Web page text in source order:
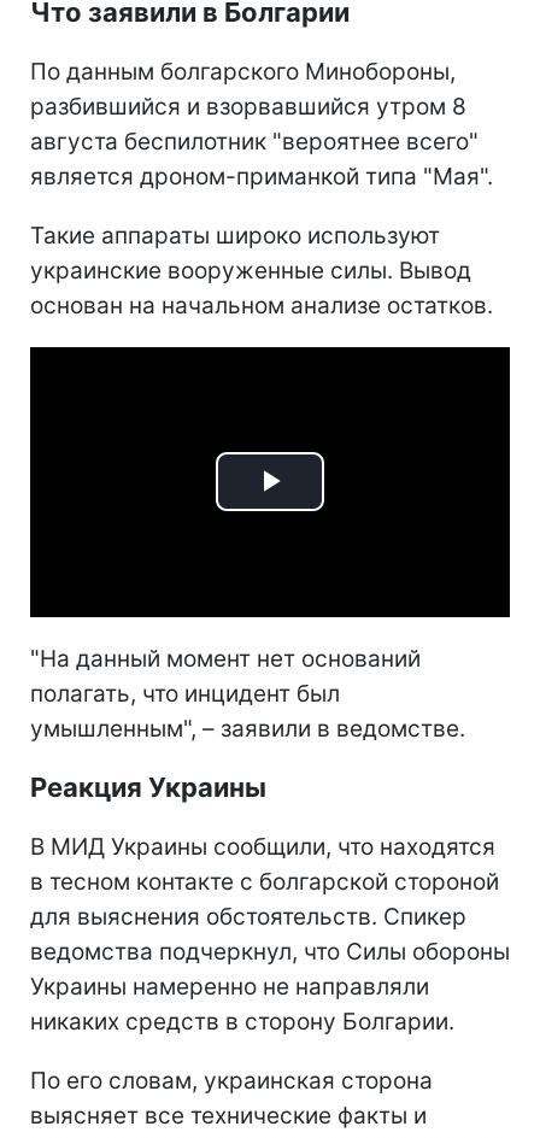
Что заявили в Болгарии
По данным болгарского Минобороны,
разбившийся и взорвавшийся утром 8
августа беспилотник "вероятнее всего"
является дроном-приманкой типа "Мая".
Такие аппараты широко используют
украинские вооруженные силы. Вывод
основан на начальном анализе остатков.
Play
"На данный момент нет оснований
полагать, что инцидент был
умышленным", – заявили в ведомстве.
Реакция Украины
В МИД Украины сообщили, что находятся
в тесном контакте с болгарской стороной
для выяснения обстоятельств. Спикер
ведомства подчеркнул, что Силы обороны
Украины намеренно не направляли
никаких средств в сторону Болгарии.
По его словам, украинская сторона
выясняет все технические факты и